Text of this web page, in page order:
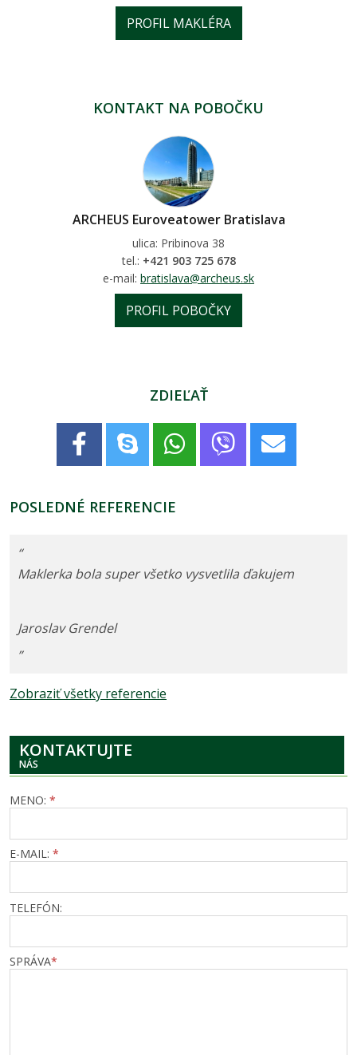
PROFIL MAKLÉRA
KONTAKT NA POBOČKU
ARCHEUS Euroveatower Bratislava
ulica: Pribinova 38
tel.: +421 903 725 678
e-mail: bratislava@archeus.sk
PROFIL POBOČKY
ZDIEĽAŤ
POSLEDNÉ REFERENCIE
“
Maklerka bola super všetko vysvetlila ďakujem
Jaroslav Grendel
”
Zobraziť všetky referencie
KONTAKTUJTE
NÁS
MENO: *
E-MAIL: *
TELEFÓN:
SPRÁVA*